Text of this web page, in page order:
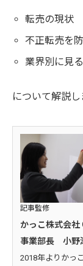
転売の現状
不正転売を
業界別に見
について解説し
記事監修
かっこ株式会
事業部長 小野
2018年よりかっ